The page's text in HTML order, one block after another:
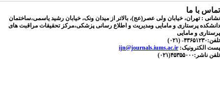
تماس با ما
نشانی : تهران، خیابان ولی عصر(عج)، بالاتر از میدان ونک، خیابان رشید یاسمی،ساختمان
دانشکده پرستاری و مامایی ومدیریت و اطلاع رسانی پزشکی،مرکز تحقیقات مراقبت های
پرستاری و مامایی
تلفن:۴۳۶۵۱۲۳۰- (۰۲۱)
پست الکترونیک: ijn@journals.iums.ac.ir
تلفن ناشر:۴۵۳۵۵۰۰۰(۰۲۱)